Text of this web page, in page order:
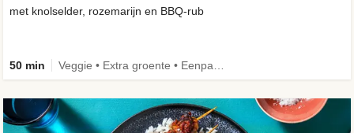
met knolselder, rozemarijn en BBQ-rub
50 min